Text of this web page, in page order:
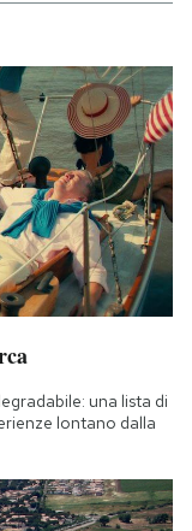
una lista di
lontano dalla